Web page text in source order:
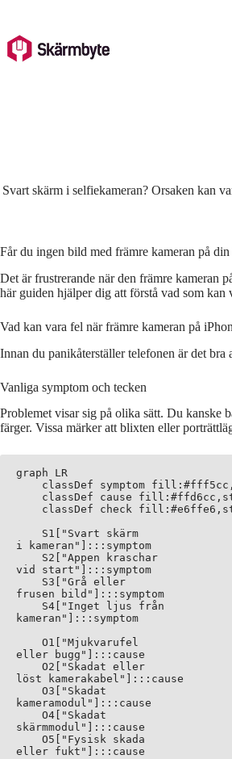
content
Svart skärm i selfiekameran? Orsaken kan
Får du ingen bild med främre kameran på
Det är frustrerande när den främre kameran
här guiden hjälper dig att förstå vad som
Vad kan vara fel när främre kameran på
Innan du panikåterställer telefonen är det
Vanliga symptom och tecken
Problemet visar sig på olika sätt. Du kanske
färger. Vissa märker att blixten eller
graph LR
classDef symptom
classDef cause
classDef check
    S1["Svart skärm
i kameran"]:::symptom
    S2["Appen kraschar
vid start"]:::symptom
    S3["Grå eller
frusen bild"]:::symptom
    S4["Inget ljus från
kameran"]:::symptom
    O1["Mjukvarufel
eller bugg"]:::cause
    O2["Skadat eller
löst kamerakabel"]:::cause
    O3["Skadat
kameramodul"]:::cause
    O4["Skadat
skärmmodul"]:::cause
    O5["Fysisk skada
eller fukt"]:::cause